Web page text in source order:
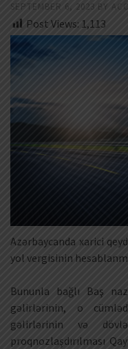
SEPTEMBER 6, 2023 BY
Post Views: 1,113
Azərbaycanda xarici
yol vergisinin
Bununla bağlı Baş
gəlirlərinin, o
gəlirlərinin və
proqnozlaşdırılması